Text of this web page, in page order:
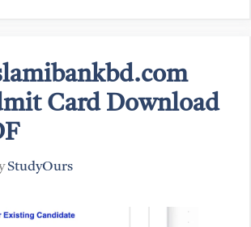
Card Download
StudyOurs